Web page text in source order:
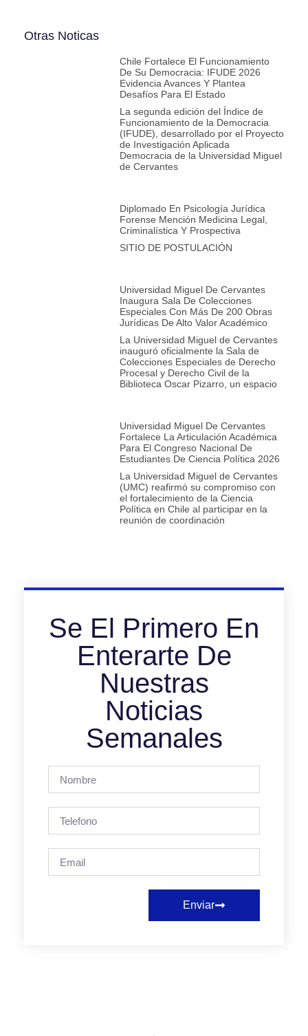
Otras Noticas
Chile Fortalece El Funcionamiento
De Su Democracia: IFUDE 2026
Evidencia Avances Y Plantea
Desafíos Para El Estado
La segunda edición del Índice de
Funcionamiento de la Democracia
(IFUDE), desarrollado por el Proyecto
de Investigación Aplicada
Democracia de la Universidad Miguel
de Cervantes
Diplomado En Psicología Jurídica
Forense Mención Medicina Legal,
Criminalística Y Prospectiva
SITIO DE POSTULACIÓN
Universidad Miguel De Cervantes
Inaugura Sala De Colecciones
Especiales Con Más De 200 Obras
Jurídicas De Alto Valor Académico
La Universidad Miguel de Cervantes
inauguró oficialmente la Sala de
Colecciones Especiales de Derecho
Procesal y Derecho Civil de la
Biblioteca Oscar Pizarro, un espacio
Universidad Miguel De Cervantes
Fortalece La Articulación Académica
Para El Congreso Nacional De
Estudiantes De Ciencia Política 2026
La Universidad Miguel de Cervantes
(UMC) reafirmó su compromiso con
el fortalecimiento de la Ciencia
Política en Chile al participar en la
reunión de coordinación
Se El Primero En
Enterarte De
Nuestras
Noticias
Semanales
Enviar